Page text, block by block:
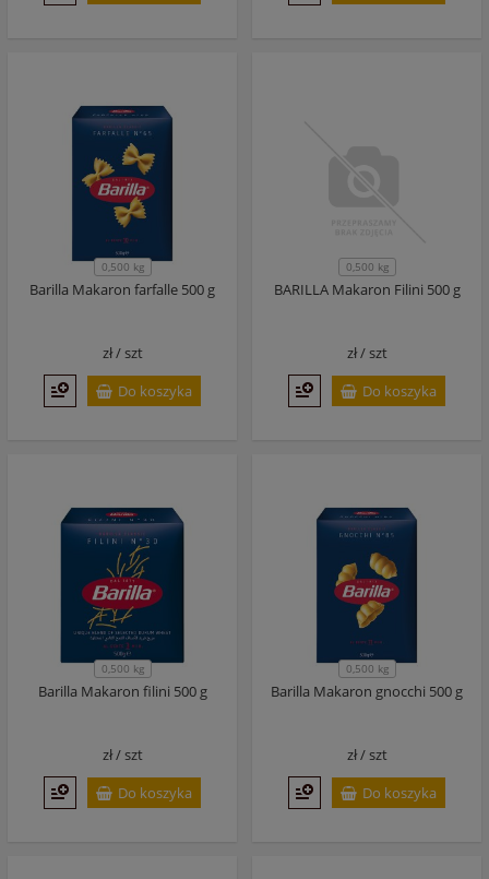
0,500 kg
Barilla Makaron farfalle 500 g
zł /szt
Do koszyka
0,500 kg
BARILLA Makaron Filini 500 g
zł /szt
Do koszyka
0,500 kg
Barilla Makaron filini 500 g
zł /szt
Do koszyka
0,500 kg
Barilla Makaron gnocchi 500 g
zł /szt
Do koszyka